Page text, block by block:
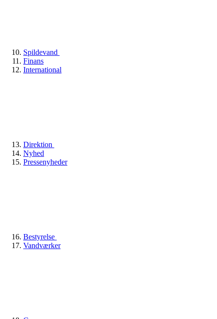
Spildevand
Finans
International
Direktion
Nyhed
Pressenyheder
Bestyrelse
Vandværker